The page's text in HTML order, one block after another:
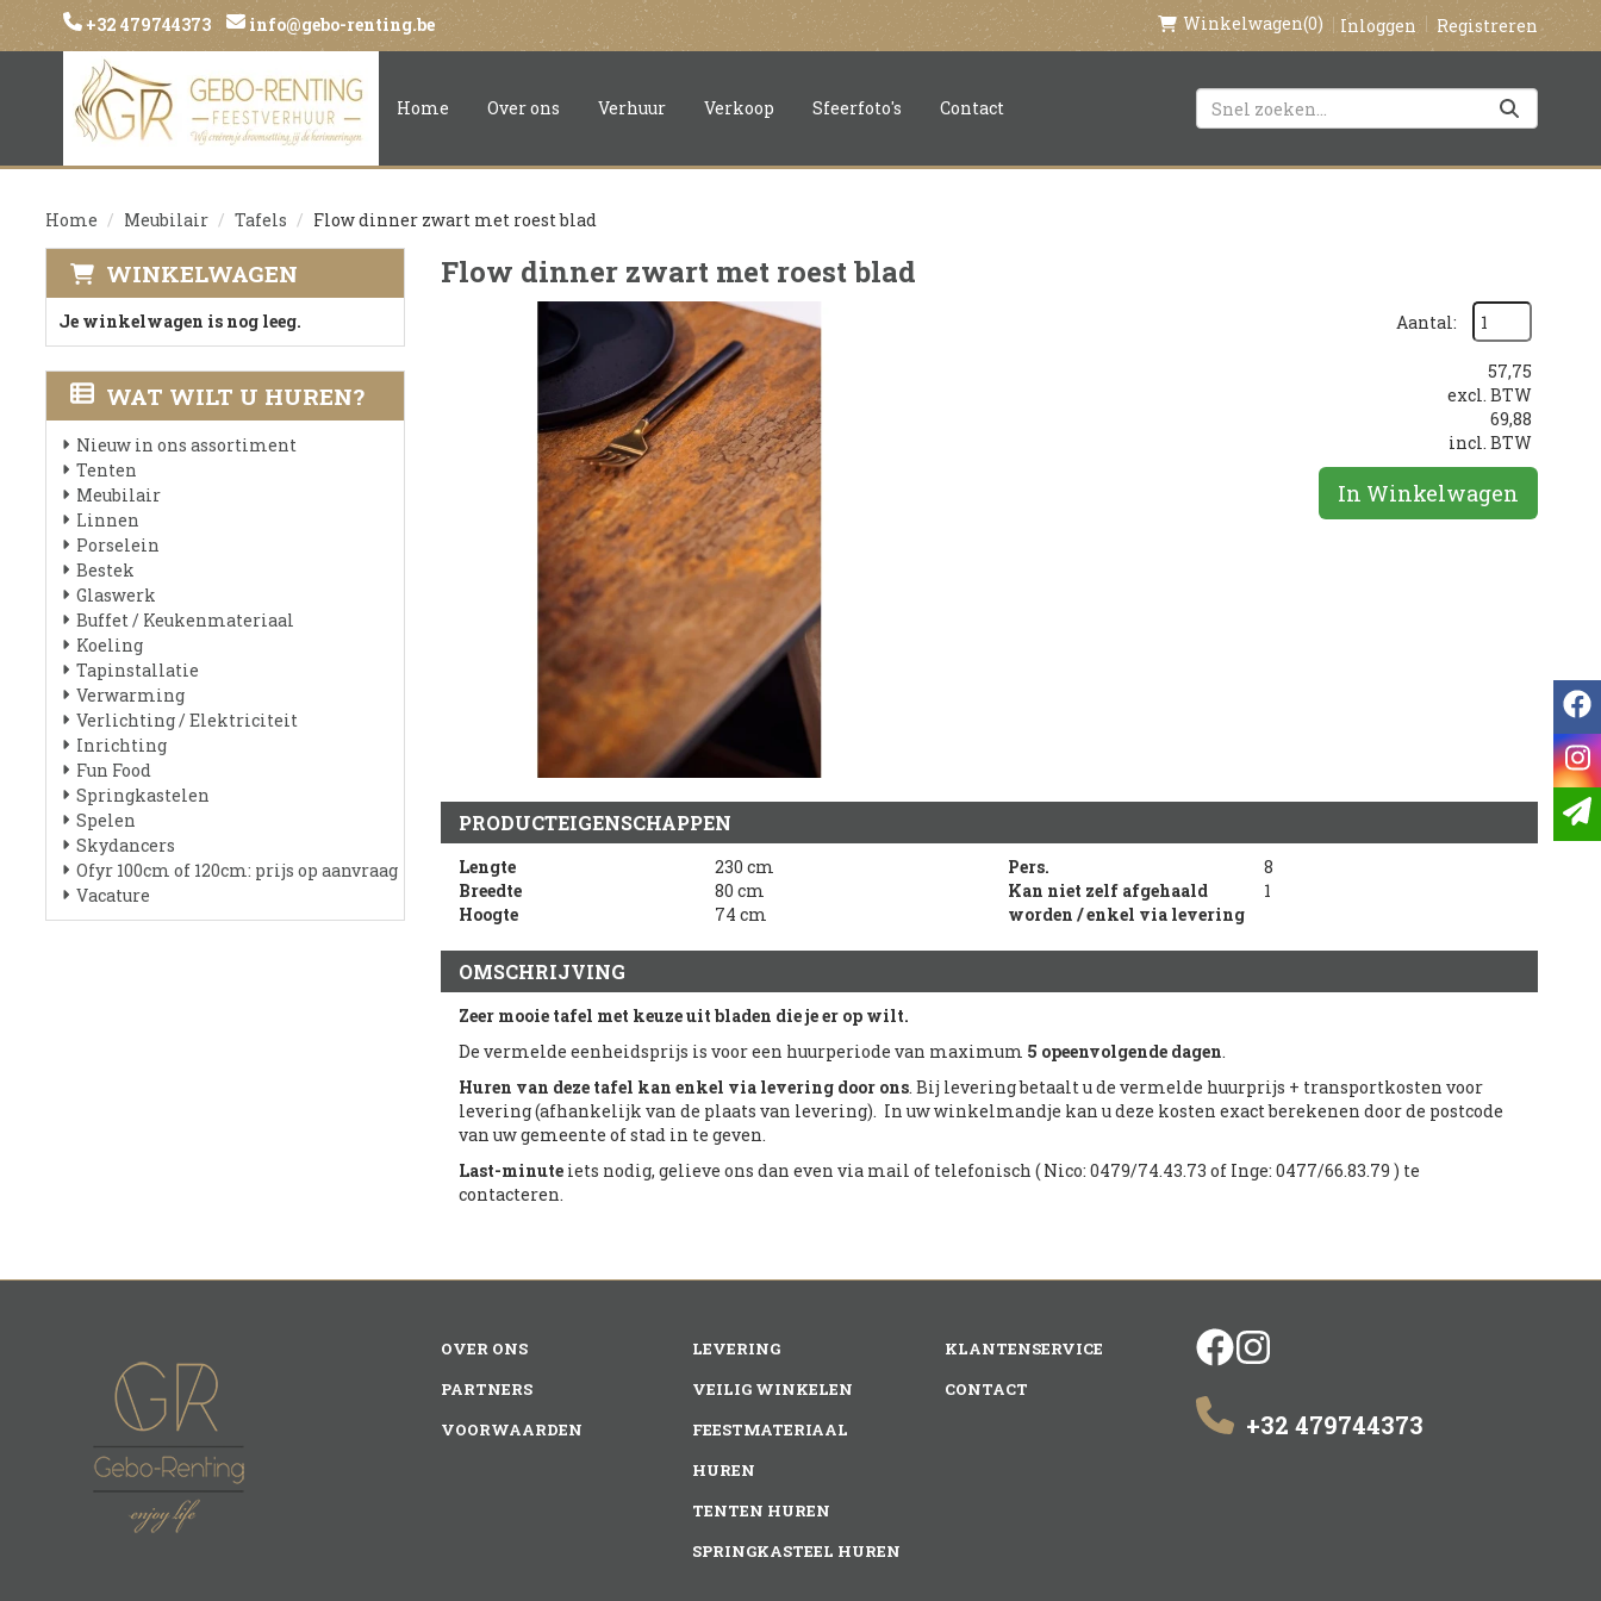
+32 479744373 info@gebo-renting.be Winkelwagen(0) Inloggen Registreren
Home Over ons Verhuur Verkoop Sfeerfoto's Contact
Home Meubilair Tafels Flow dinner zwart met roest blad
WINKELWAGEN
Je winkelwagen is nog leeg.
WAT WILT U HUREN?
Nieuw in ons assortiment
Tenten
Meubilair
Linnen
Porselein
Bestek
Glaswerk
Buffet / Keukenmateriaal
Koeling
Tapinstallatie
Verwarming
Verlichting / Elektriciteit
Inrichting
Fun Food
Springkastelen
Spelen
Skydancers
Ofyr 100cm of 120cm: prijs op aanvraag
Vacature
Flow dinner zwart met roest blad
Aantal:
57,75
excl. BTW
69,88
incl. BTW
In Winkelwagen
PRODUCTEIGENSCHAPPEN
Lengte
230 cm
Breedte
80 cm
Hoogte
74 cm
Pers.
8
Kan niet zelf afgehaald
worden / enkel via levering
1
OMSCHRIJVING
Zeer mooie tafel met keuze uit bladen die je er op wilt.
De vermelde eenheidsprijs is voor een huurperiode van maximum 5 opeenvolgende dagen.
Huren van deze tafel kan enkel via levering door ons. Bij levering betaalt u de vermelde huurprijs + transportkosten voor
levering (afhankelijk van de plaats van levering). In uw winkelmandje kan u deze kosten exact berekenen door de postcode
van uw gemeente of stad in te geven.
Last-minute iets nodig, gelieve ons dan even via mail of telefonisch ( Nico: 0479/74.43.73 of Inge: 0477/66.83.79 ) te
contacteren.
OVER ONS
PARTNERS
VOORWAARDEN
LEVERING
VEILIG WINKELEN
FEESTMATERIAAL
HUREN
TENTEN HUREN
SPRINGKASTEEL HUREN
KLANTENSERVICE
CONTACT
facebook
+32 479744373